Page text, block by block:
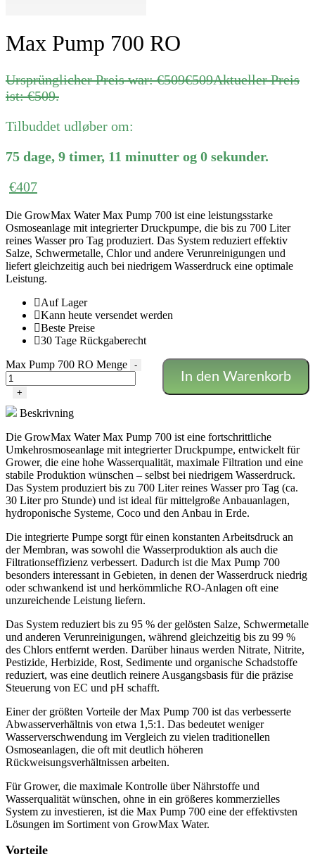
Max Pump 700 RO
Ursprünglicher Preis war: €509€509Aktueller Preis
ist: €509.
Tilbuddet udløber om:
75 dage, 9 timer, 11 minutter og 0 sekunder.
€407
Die GrowMax Water Max Pump 700 ist eine leistungsstarke
Osmoseanlage mit integrierter Druckpumpe, die bis zu 700 Liter
reines Wasser pro Tag produziert. Das System reduziert effektiv
Salze, Schwermetalle, Chlor und andere Verunreinigungen und
liefert gleichzeitig auch bei niedrigem Wasserdruck eine optimale
Leistung.
Auf Lager
Kann heute versendet werden
Beste Preise
30 Tage Rückgaberecht
Max Pump 700 RO Menge
-
+
In den Warenkorb
Beskrivning
Die GrowMax Water Max Pump 700 ist eine fortschrittliche
Umkehrosmoseanlage mit integrierter Druckpumpe, entwickelt für
Grower, die eine hohe Wasserqualität, maximale Filtration und eine
stabile Produktion wünschen – selbst bei niedrigem Wasserdruck.
Das System produziert bis zu 700 Liter reines Wasser pro Tag (ca.
30 Liter pro Stunde) und ist ideal für mittelgroße Anbauanlagen,
hydroponische Systeme, Coco und den Anbau in Erde.
Die integrierte Pumpe sorgt für einen konstanten Arbeitsdruck an
der Membran, was sowohl die Wasserproduktion als auch die
Filtrationseffizienz verbessert. Dadurch ist die Max Pump 700
besonders interessant in Gebieten, in denen der Wasserdruck niedrig
oder schwankend ist und herkömmliche RO-Anlagen oft eine
unzureichende Leistung liefern.
Das System reduziert bis zu 95 % der gelösten Salze, Schwermetalle
und anderen Verunreinigungen, während gleichzeitig bis zu 99 %
des Chlors entfernt werden. Darüber hinaus werden Nitrate, Nitrite,
Pestizide, Herbizide, Rost, Sedimente und organische Schadstoffe
reduziert, was eine deutlich reinere Ausgangsbasis für die präzise
Steuerung von EC und pH schafft.
Einer der größten Vorteile der Max Pump 700 ist das verbesserte
Abwasserverhältnis von etwa 1,5:1. Das bedeutet weniger
Wasserverschwendung im Vergleich zu vielen traditionellen
Osmoseanlagen, die oft mit deutlich höheren
Rückweisungsverhältnissen arbeiten.
Für Grower, die maximale Kontrolle über Nährstoffe und
Wasserqualität wünschen, ohne in ein größeres kommerzielles
System zu investieren, ist die Max Pump 700 eine der effektivsten
Lösungen im Sortiment von GrowMax Water.
Vorteile